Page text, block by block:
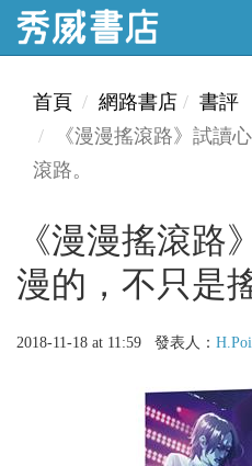
首頁 網路書店
書評
《漫漫搖滾路》試讀
滾路。
《漫漫搖滾路
漫的，不只是
2018-11-18 at 11:59 發表人：